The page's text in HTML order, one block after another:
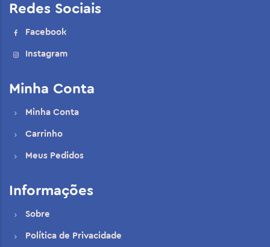
Redes Sociais
Facebook
Instagram
Minha Conta
Minha Conta
Carrinho
Meus Pedidos
Informações
Sobre
Política de Privacidade